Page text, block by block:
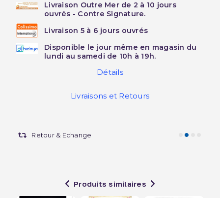
Livraison Outre Mer de 2 à 10 jours
ouvrés - Contre Signature.
Livraison 5 à 6 jours ouvrés
Disponible le jour même en magasin du
lundi au samedi de 10h à 19h.
Détails
Livraisons et Retours
Retour & Echange
Produits similaires